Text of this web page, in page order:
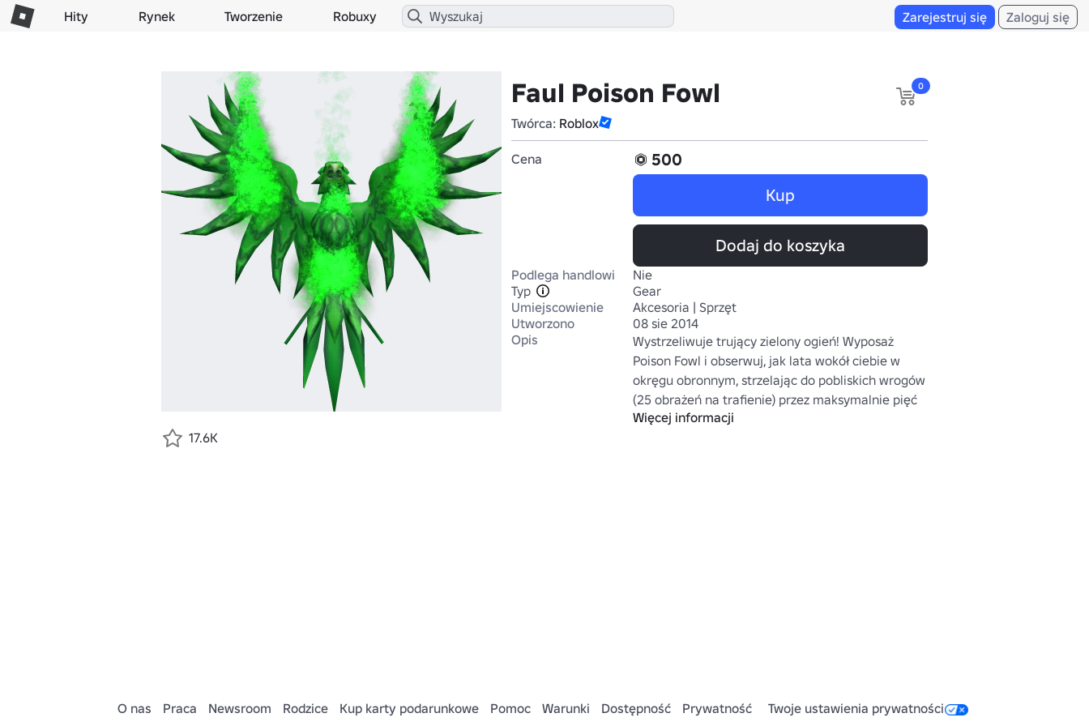
Hity Rynek Tworzenie Robuxy Zarejestruj się Zaloguj się
Faul Poison Fowl
Twórca: Roblox
0
Cena
500
Kup
Dodaj do koszyka
Podlega handlowi
Nie
Typ
Gear
Umiejscowienie
Akcesoria | Sprzęt
Utworzono
08 sie 2014
Opis
Wystrzeliwuje trujący zielony ogień! Wyposaż
Poison Fowl i obserwuj, jak lata wokół ciebie w
okręgu obronnym, strzelając do pobliskich wrogów
(25 obrażeń na trafienie) przez maksymalnie pięć
minut.
Więcej informacji
17.6K
O nas Praca Newsroom Rodzice Kup karty podarunkowe Pomoc Warunki Dostępność Prywatność Twoje ustawienia prywatności